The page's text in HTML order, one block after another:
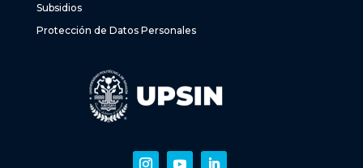
Subsidios
Protección de Datos Personales